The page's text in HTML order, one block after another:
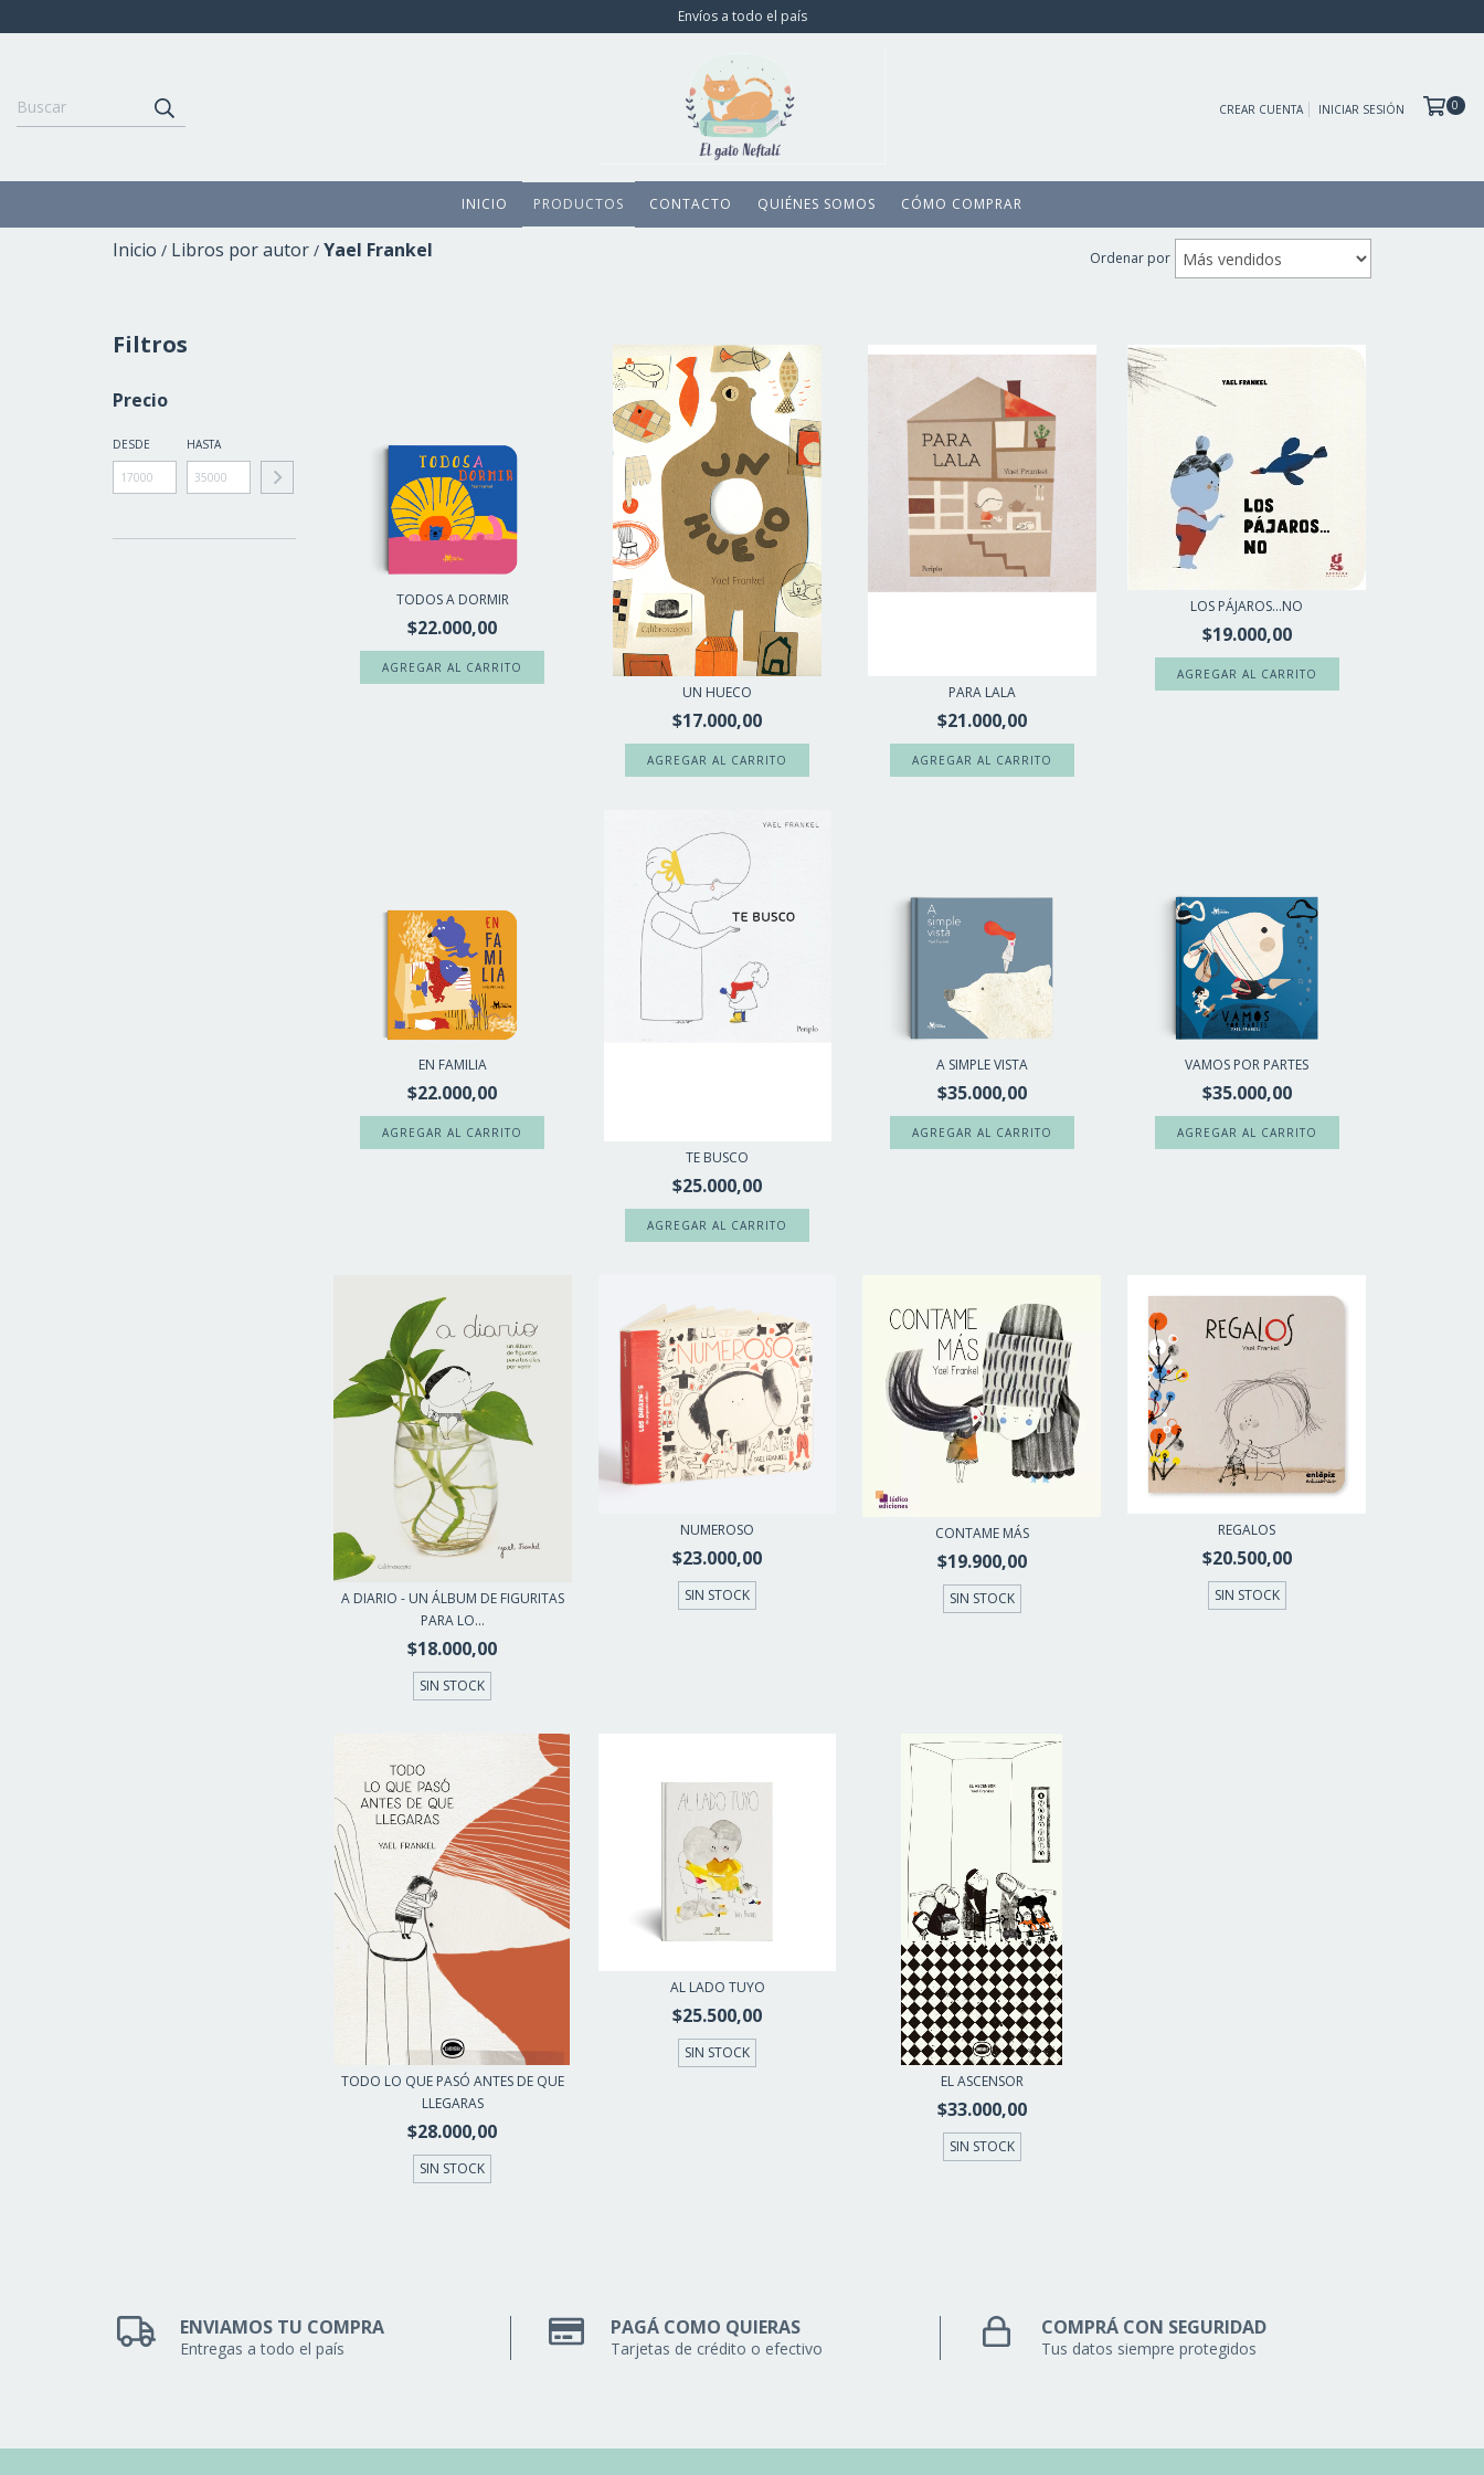
Envíos a todo el país
CREAR CUENTA INICIAR SESIÓN 0
INICIO PRODUCTOS CONTACTO QUIÉNES SOMOS CÓMO COMPRAR
Inicio / Libros por autor / Yael Frankel Ordenar por
Filtros
Precio
DESDE HASTA
TODOS A DORMIR
$22.000,00
UN HUECO
$17.000,00
PARA LALA
$21.000,00
LOS PÁJAROS...NO
$19.000,00
EN FAMILIA
$22.000,00
TE BUSCO
$25.000,00
A SIMPLE VISTA
$35.000,00
VAMOS POR PARTES
$35.000,00
A DIARIO - UN ÁLBUM DE FIGURITAS
PARA LO...
$18.000,00
SIN STOCK
NUMEROSO
$23.000,00
SIN STOCK
CONTAME MÁS
$19.900,00
SIN STOCK
REGALOS
$20.500,00
SIN STOCK
TODO LO QUE PASÓ ANTES DE QUE
LLEGARAS
$28.000,00
SIN STOCK
AL LADO TUYO
$25.500,00
SIN STOCK
EL ASCENSOR
$33.000,00
SIN STOCK
ENVIAMOS TU COMPRA
Entregas a todo el país
PAGÁ COMO QUIERAS
Tarjetas de crédito o efectivo
COMPRÁ CON SEGURIDAD
Tus datos siempre protegidos